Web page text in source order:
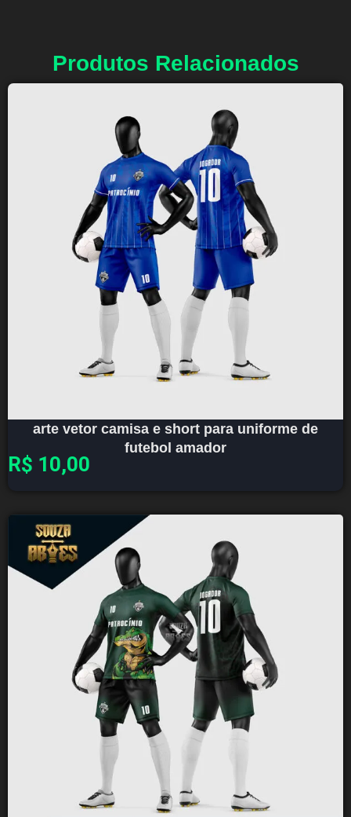
Produtos Relacionados
arte vetor camisa e short para uniforme de
futebol amador
R$ 10,00